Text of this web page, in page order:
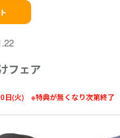
フェア
日(火) ※特典が無くなり次第終了